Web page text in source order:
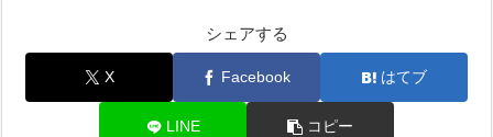
シェアする
X Facebook はてブ
LINE コピー